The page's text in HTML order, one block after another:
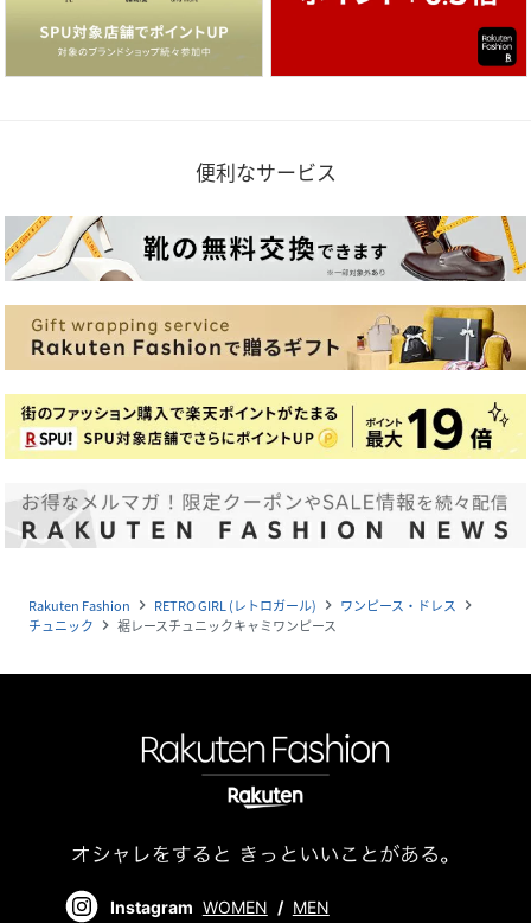
便利なサービス
Rakuten Fashion navigate_next RETRO GIRL (レトロガール) navigate_next ワンピース・ドレス navigate_next
チュニック navigate_next 裾レースチュニックキャミワンピース
Instagram WOMEN / MEN